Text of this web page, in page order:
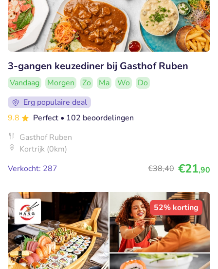
3-gangen keuzediner bij Gasthof Ruben
Vandaag Morgen Zo Ma Wo
Do
Erg populaire deal
9.8
Perfect • 102 beoordelingen
Gasthof Ruben
Kortrijk (0km)
Verkocht: 287
€38,40 €21,90
52% korting